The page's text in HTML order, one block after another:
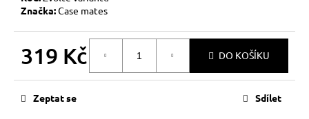
Značka:Case mates
319 Kč DO KOŠÍKU
Zeptat se Sdílet